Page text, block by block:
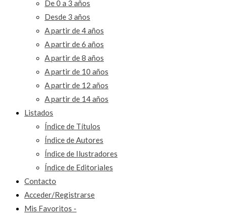
De 0 a 3 años
Desde 3 años
A partir de 4 años
A partir de 6 años
A partir de 8 años
A partir de 10 años
A partir de 12 años
A partir de 14 años
Listados
Índice de Títulos
Índice de Autores
Índice de Ilustradores
Índice de Editoriales
Contacto
Acceder/Registrarse
Mis Favoritos -